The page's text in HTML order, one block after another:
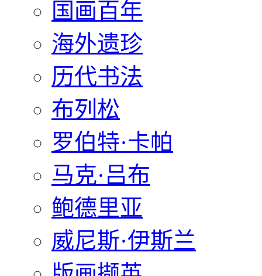
国画百年
海外遗珍
历代书法
布列松
罗伯特·卡帕
马克·吕布
鲍德里亚
威尼斯·伊斯兰